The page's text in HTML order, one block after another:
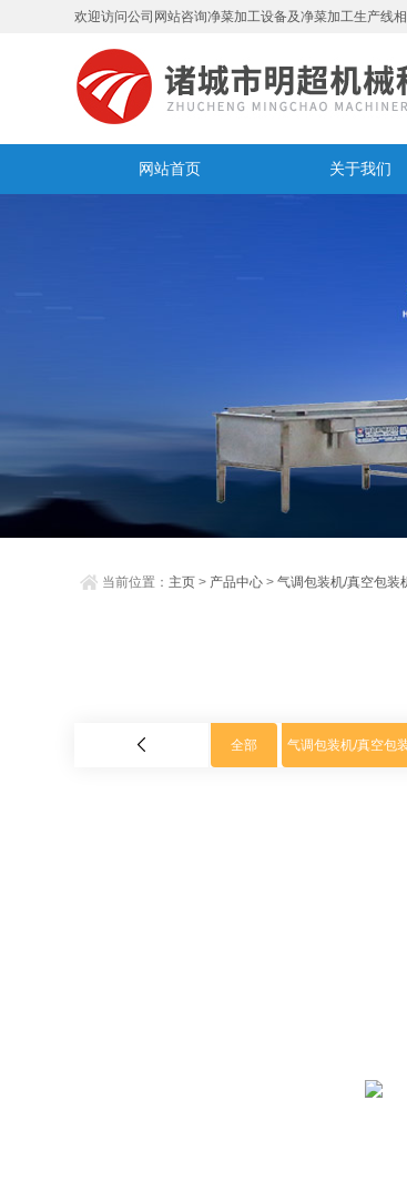
欢迎访问公司网站咨询净菜加工设备及净菜加工生产线
网站首页 关于我们
当前位置： 主页 > 产品中心 >气调包装机/真空包装
全部 气调包装机/真空包